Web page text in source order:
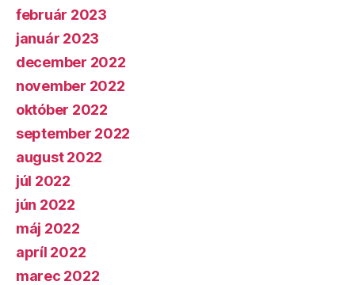
február 2023
január 2023
december 2022
november 2022
október 2022
september 2022
august 2022
júl 2022
jún 2022
máj 2022
apríl 2022
marec 2022